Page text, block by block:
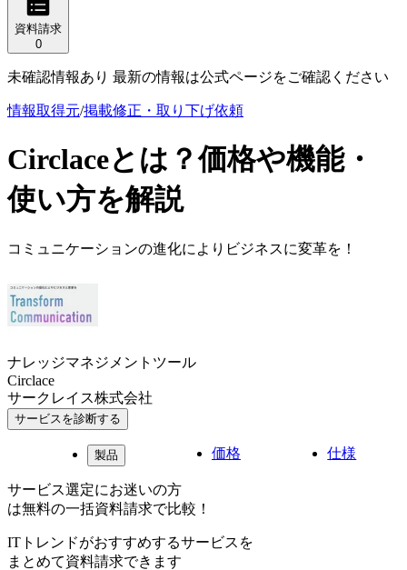
資料請求
0
未確認情報あり 最新の情報は公式ページをご確認ください
情報取得元/掲載修正・取り下げ依頼
Circlaceとは？価格や機能・
使い方を解説
コミュニケーションの進化によりビジネスに変革を！
ナレッジマネジメントツール
Circlace
サークレイス株式会社
サービスを診断する
製品 価格 仕様
サービス選定にお迷いの方
は無料の一括資料請求で比較！
ITトレンドがおすすめするサービスを
まとめて資料請求できます